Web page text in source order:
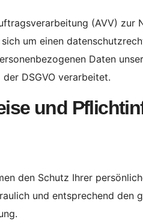
(AVV) zur
um einen
Daten
DSGVO verarbeitet.
und
den Schutz Ihrer
und entsprechend den